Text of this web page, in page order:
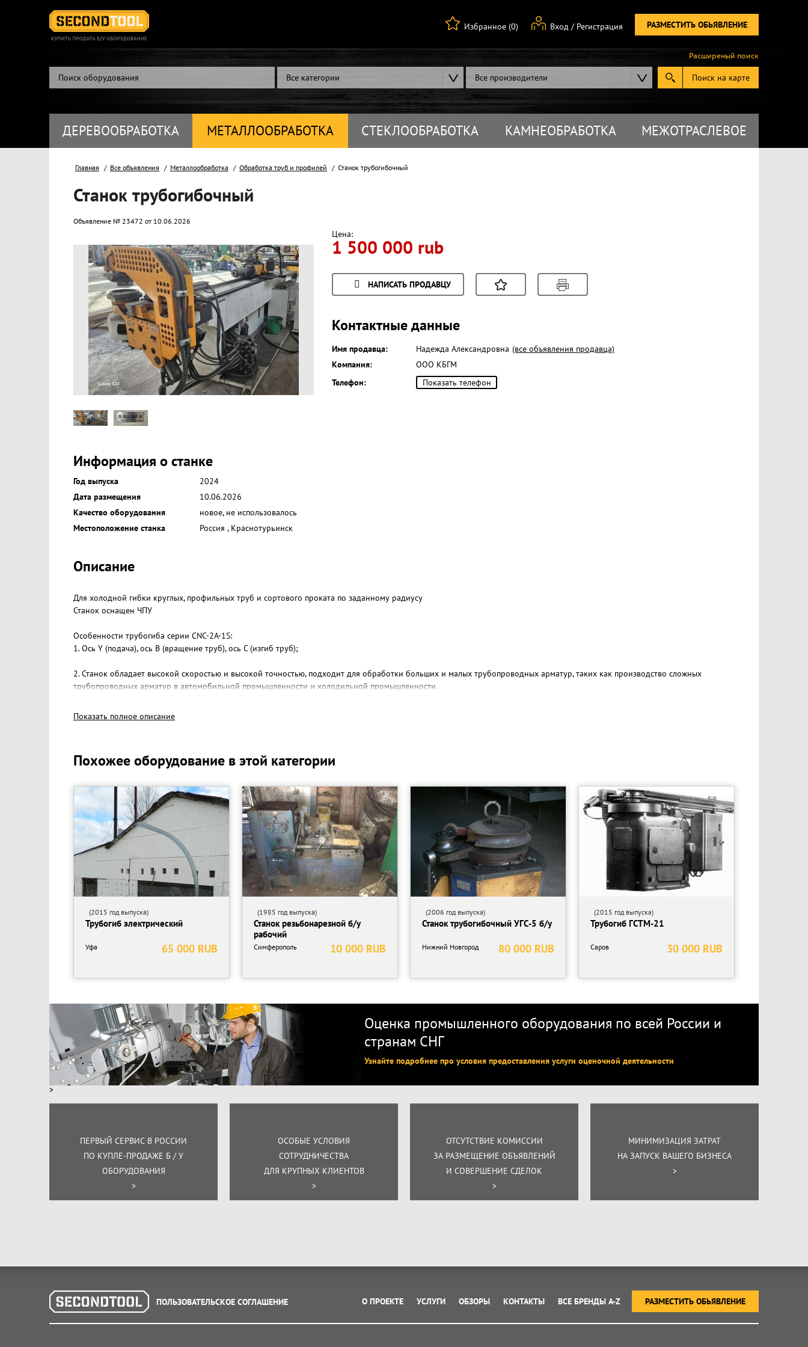
РАЗМЕСТИТЬ ОБЬЯВЛЕНИЕ
Вход / Регистрация
Избранное (0)
Все категории Все производители Поиск на карте
Расширеный поиск
ДЕРЕВООБРАБОТКА МЕТАЛЛООБРАБОТКА СТЕКЛООБРАБОТКА КАМНЕОБРАБОТКА МЕЖОТРАСЛЕВОЕ
Главная Все объявления Металлообработка Обработка труб и профилей Станок трубогибочный
Станок трубогибочный
Объявление № 23472 от 10.06.2026
Цена:
1 500 000 rub
НАПИСАТЬ ПРОДАВЦУ
Контактные данные
Имя продавца: Надежда Александровна (все объявления продавца)
Компания:
ООО КБГМ
Телефон:
Показать телефон
Информация о станке
Год выпуска
2024
Дата размещения
10.06.2026
Качество оборудования
новое, не использовалось
Местоположение станка
Россия , Краснотурьинск
Описание
Для холодной гибки круглых, профильных труб и сортового проката по заданному радиусу
Станок оснащен ЧПУ
Особенности трубогиба серии CNC-2A-1S:
1. Ось Y (подача), ось B (вращение труб), ось C (изгиб труб);
2. Станок обладает высокой скоростью и высокой точностью, подходит для обработки больших и малых трубопроводных арматур, таких как производство сложных
трубопроводных арматур в автомобильной промышленности и холодильной промышленности.
Станок с ЧПУ, имеет расширенные функции:
-Компенсация пружинения при изгибе;
-Самодиагностика;
-Защита безопасности;
-Защита от перегрузок.
Показать полное описание
Похожее оборудование в этой категории
(2015 год выпуска)
Трубогиб электрический
65 000 RUB
Уфа
(1985 год выпуска)
Станок резьбонарезной б/у
рабочий
10 000 RUB
Симферополь
(2006 год выпуска)
Станок трубогибочный УГС-5 б/у
80 000 RUB
Нижний Новгород
(2015 год выпуска)
Трубогиб ГСТМ-21
30 000 RUB
Саров
Оценка промышленного оборудования по всей России и
странам СНГ
Узнайте подробнее про условия предоставления услуги оценочной деятельности
>
ПЕРВЫЙ СЕРВИС В РОССИИ
ПО КУПЛЕ-ПРОДАЖЕ Б / У
ОБОРУДОВАНИЯ
>
ОСОБЫЕ УСЛОВИЯ
СОТРУДНИЧЕСТВА
ДЛЯ КРУПНЫХ КЛИЕНТОВ
>
ОТСУТСТВИЕ КОМИССИИ
ЗА РАЗМЕЩЕНИЕ ОБЪЯВЛЕНИЙ
И СОВЕРШЕНИЕ СДЕЛОК
>
МИНИМИЗАЦИЯ ЗАТРАТ
НА ЗАПУСК ВАШЕГО БИЗНЕСА
>
ПОЛЬЗОВАТЕЛЬСКОЕ СОГЛАШЕНИЕ РАЗМЕСТИТЬ ОБЬЯВЛЕНИЕ
О ПРОЕКТЕ УСЛУГИ ОБЗОРЫ КОНТАКТЫ ВСЕ БРЕНДЫ A-Z